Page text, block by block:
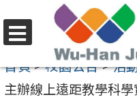
至
要
選
單
首頁>校園公告>活
主辦線上遠距教學科